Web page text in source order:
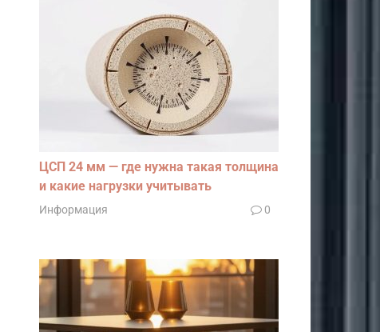
ЦСП 24 мм — где нужна такая толщина
и какие нагрузки учитывать
Информация 0